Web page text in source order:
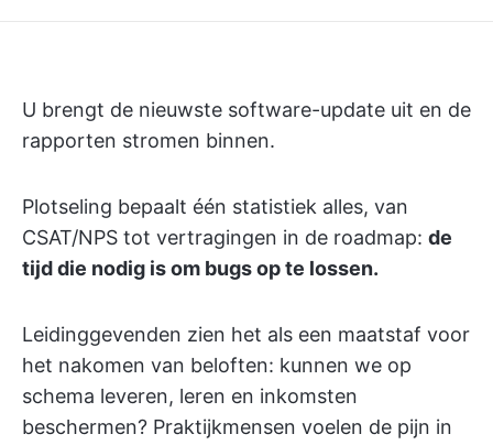
U brengt de nieuwste software-update uit en de
rapporten stromen binnen.
Plotseling bepaalt één statistiek alles, van
CSAT/NPS tot vertragingen in de roadmap: de
tijd die nodig is om bugs op te lossen.
Leidinggevenden zien het als een maatstaf voor
het nakomen van beloften: kunnen we op
schema leveren, leren en inkomsten
beschermen? Praktijkmensen voelen de pijn in